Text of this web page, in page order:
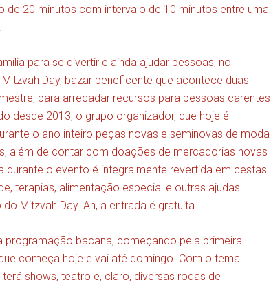
de 20 minutos com intervalo de 10 minutos entre uma
para se divertir e ainda ajudar pessoas, no
Day, bazar beneficente que acontece duas
para arrecadar recursos para pessoas carentes
desde 2013, o grupo organizador, que hoje é
o ano inteiro peças novas e seminovas de moda
além de contar com doações de mercadorias novas
durante o evento é integralmente revertida em cestas
terapias, alimentação especial e outras ajudas
Mitzvah Day. Ah, a entrada é gratuita.
programação bacana, começando pela primeira
começa hoje e vai até domingo. Com o tema
terá shows, teatro e, claro, diversas rodas de